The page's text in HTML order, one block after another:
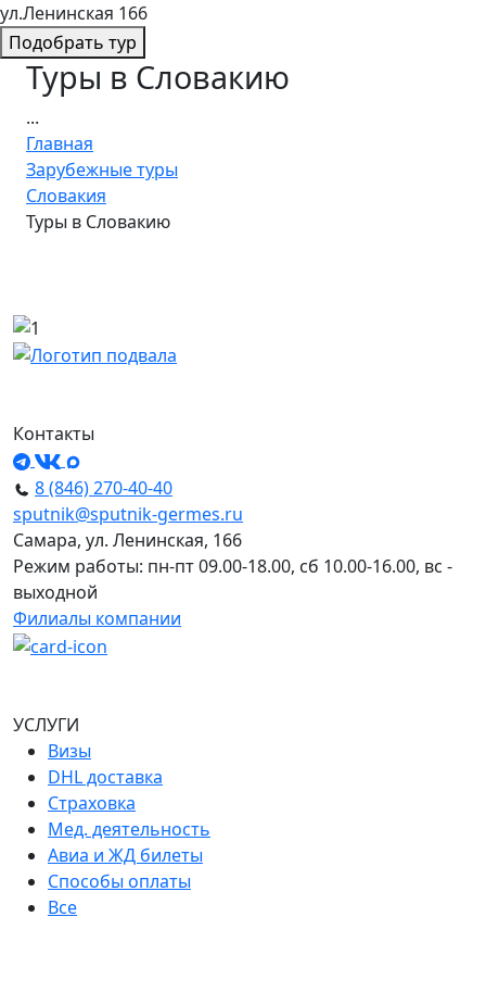
ул.Ленинская 166
Подобрать тур
Туры в Словакию
...
Главная
Зарубежные туры
Словакия
Туры в Словакию
УСЛУГИ
Визы
DHL доставка
Страховка
Мед. деятельность
Авиа и ЖД билеты
Способы оплаты
Все
Контакты
8 (846) 270-40-40
sputnik@sputnik-germes.ru
Самара, ул. Ленинская, 166
Режим работы: пн-пт 09.00-18.00, сб 10.00-16.00, вс -
выходной
Филиалы компании